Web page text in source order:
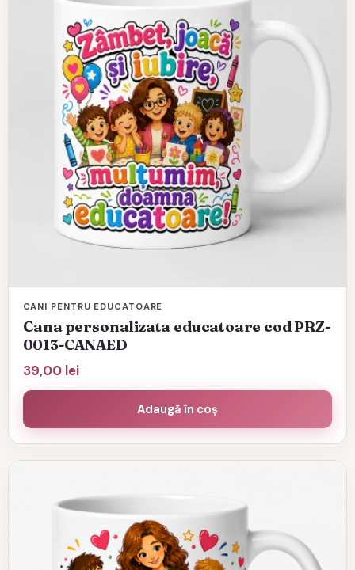
CANI PENTRU EDUCATOARE
Cana personalizata educatoare cod PRZ-
0013-CANAED
39,00 lei
Adaugă în coș